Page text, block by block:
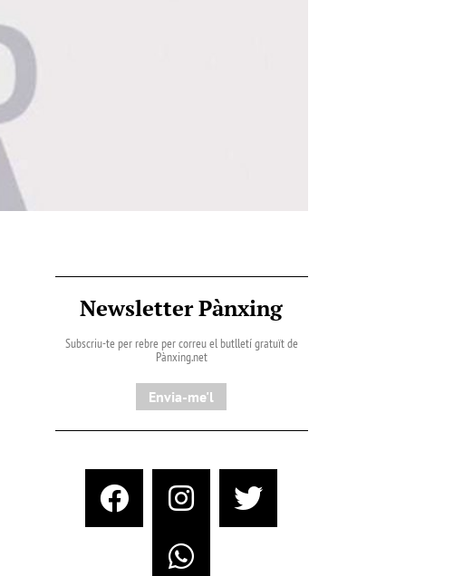
Newsletter Pànxing
Subscriu-te per rebre per correu el butlletí gratuït de
Pànxing.net​
Envia-me'l